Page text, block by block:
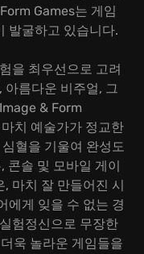
Games는 게임
발굴하고 있습니다.
을 최우선으로 고려
아름다운 비주얼, 그
& Form
치 예술가가 정교한
혈을 기울여 완성도
콘솔 및 모바일 게이
마치 잘 만들어진 시
에게 잊을 수 없는 경
험정신으로 무장한
욱 놀라운 게임들을